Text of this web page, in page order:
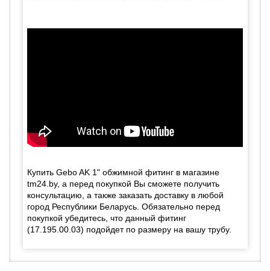
Купить Gebo AK 1" обжимной фитинг в магазине
tm24.by, а перед покупкой Вы сможете получить
консультацию, а также заказать доставку в любой
город Республики Беларусь. Обязательно перед
покупкой убедитесь, что данный фитинг
(17.195.00.03) подойдет по размеру на вашу трубу.